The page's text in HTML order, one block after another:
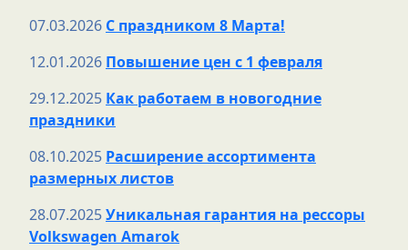
07.03.2026 С праздником 8 Марта!
12.01.2026 Повышение цен с 1 февраля
29.12.2025 Как работаем в новогодние
праздники
08.10.2025 Расширение ассортимента
размерных листов
28.07.2025Уникальная гарантия на рессоры
Volkswagen Amarok